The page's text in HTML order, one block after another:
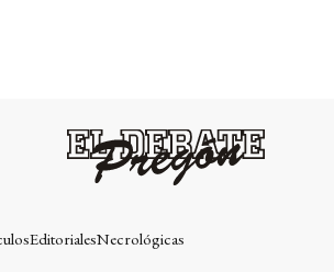
EditorialesNecrológicas